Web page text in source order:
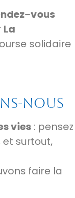
vous
La
solidaire
nous
vies : pensez
surtout,
faire la